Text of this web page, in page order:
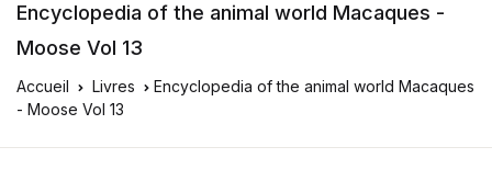
Encyclopedia of the animal world Macaques -
Moose Vol 13
Accueil Livres
Encyclopedia of the animal world Macaques
- Moose Vol 13